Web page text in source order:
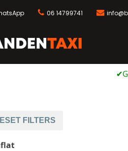
06 14799741
FILTERS